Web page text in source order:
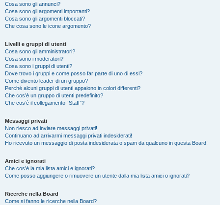
Cosa sono gli annunci?
Cosa sono gli argomenti importanti?
Cosa sono gli argomenti bloccati?
Che cosa sono le icone argomento?
Livelli e gruppi di utenti
Cosa sono gli amministratori?
Cosa sono i moderatori?
Cosa sono i gruppi di utenti?
Dove trovo i gruppi e come posso far parte di uno di essi?
Come divento leader di un gruppo?
Perché alcuni gruppi di utenti appaiono in colori differenti?
Che cos’è un gruppo di utenti predefinito?
Che cos’è il collegamento “Staff”?
Messaggi privati
Non riesco ad inviare messaggi privati!
Continuano ad arrivarmi messaggi privati indesiderati!
Ho ricevuto un messaggio di posta indesiderata o spam da qualcuno in questa Board!
Amici e ignorati
Che cos’è la mia lista amici e ignorati?
Come posso aggiungere o rimuovere un utente dalla mia lista amici o ignorati?
Ricerche nella Board
Come si fanno le ricerche nella Board?